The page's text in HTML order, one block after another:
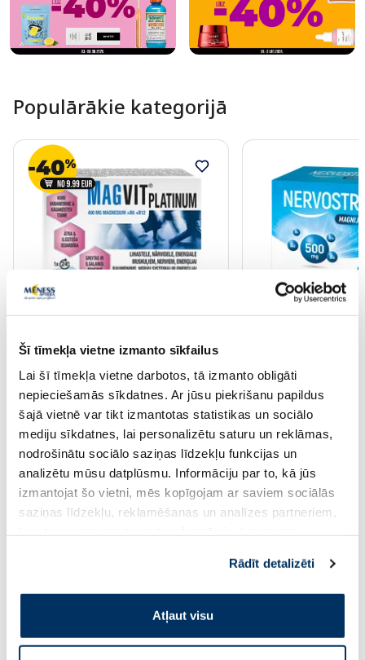
Šī tīmekļa vietne izmanto sīkfailus
Lai šī tīmekļa vietne darbotos, tā izmanto obligāti
nepieciešamās sīkdatnes. Ar jūsu piekrišanu papildus
šajā vietnē var tikt izmantotas statistikas un sociālo
mediju sīkdatnes, lai personalizētu saturu un reklāmas,
nodrošinātu sociālo saziņas līdzekļu funkcijas un
analizētu mūsu datplūsmu. Informāciju par to, kā jūs
izmantojat šo vietni, mēs kopīgojam ar saviem sociālās
saziņas līdzekļu, reklamēšanas un analīzes partneriem,
pakalpojumus. Ja piekrītat šo papildu sīkdatņu
izmantošanai, lūdzu, atzīmējiet savu izvēli:
Rādīt detalizēti
Atļaut visu
Populārākie kategorijā
Uztura bagātinātājs
21.29 €
Pirkt
Uztura bagātinātājs
13.79 €
Page 1 of 10
Saules aizsardzībai vasarā ☀️
Vairāk...
-30%